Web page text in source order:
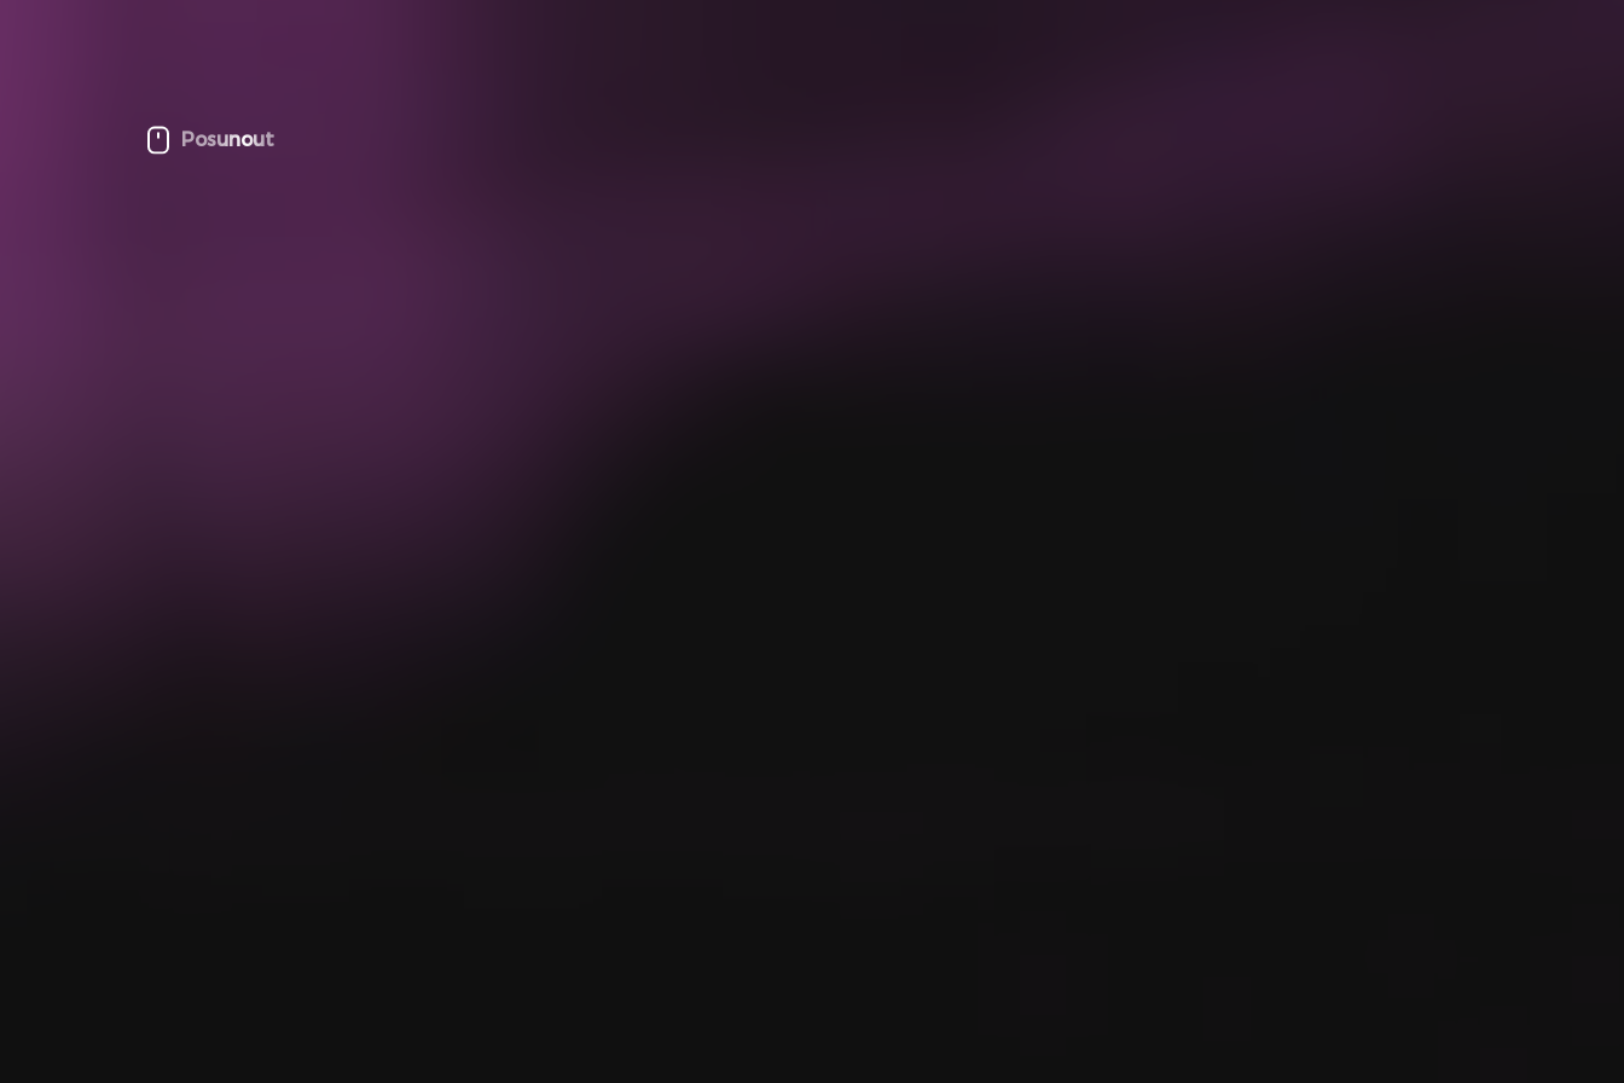
Posunout